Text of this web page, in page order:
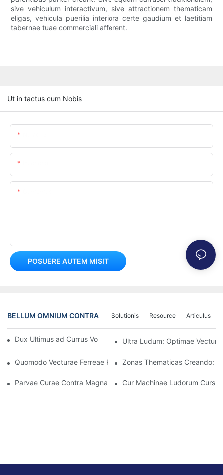
sive vehiculum interactivum, sive attractionem thematicam
eligas, vehicula puerilia interiora certe gaudium et laetitiam
tabernae tuae commerciali afferent.
Ut in tactus cum Nobis
POSUERE AUTEM MISIT
BELLUM OMNIUM CONTRA Articulus
Resource
Solutionis
Dux Ultimus ad Currus Volubiles 360 Graduum Pueris
Ultra Ludum: Optimae
Quomodo Vecturae Ferreae Puerorum Incrementum Infantium
Zonas Thematicas Creando:
Parvae Curae Contra Magnam Excitationem: Eligendo Currus
Cur Machinae Ludorum